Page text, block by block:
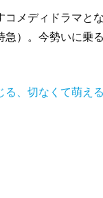
コメディドラマと
急）。今勢いに乗
、切なくて萌え